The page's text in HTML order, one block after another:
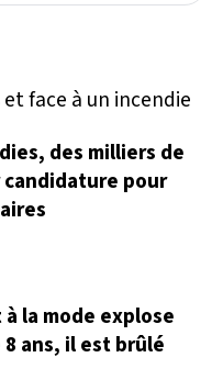
des milliers de
pour
la mode explose
ans, il est brûlé